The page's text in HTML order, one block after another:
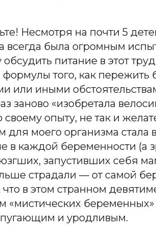
Несмотря на почти 5
была огромным
питание в этот
того, как
или иными
заново «изобретала
опыту, не так и
моего организма стала
каждой беременности (а
запустивших себя
страдали — от самой
в этом странном
беременных»
пугающим и уродливым.